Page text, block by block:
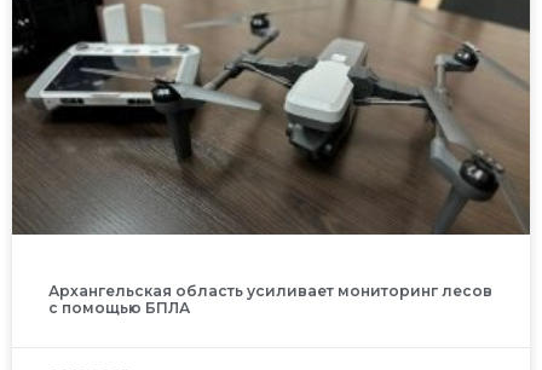
Архангельская область усиливает мониторинг лесов
с помощью БПЛА